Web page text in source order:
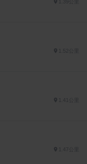
1.52公里
1.41公里
1.47公里